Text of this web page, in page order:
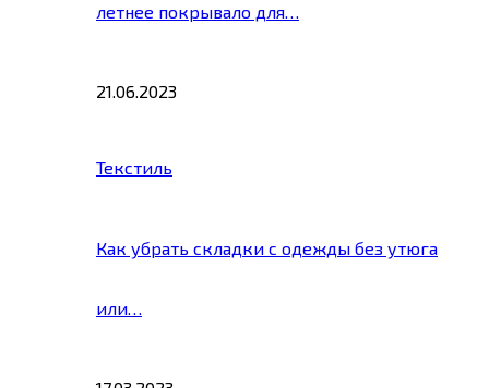
летнее покрывало для…
21.06.2023
Текстиль
Как убрать складки с одежды без утюга
или…